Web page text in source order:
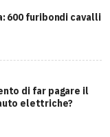
600 furibondi cavalli
di far pagare il
elettriche?